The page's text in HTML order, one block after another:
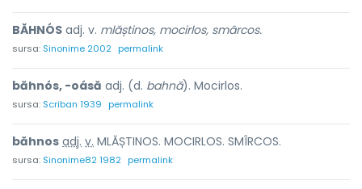
BĂHNÓS adj. v. mlăștinos, mocirlos, smârcos.
sursa: Sinonime 2002 permalink
băhnós, -oásă adj. (d. bahnă). Mocirlos.
sursa: Scriban 1939 permalink
băhnos adj. v. MLĂȘTINOS. MOCIRLOS. SMÎRCOS.
sursa: Sinonime82 1982 permalink